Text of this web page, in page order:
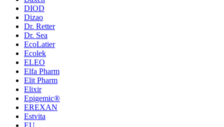
DIOD
Dizao
Dr. Retter
Dr. Sea
EcoLatier
Ecolek
ELEO
Elfa Pharm
Elit Pharm
Elixir
Epigemic®
EREXAN
Estvita
EU